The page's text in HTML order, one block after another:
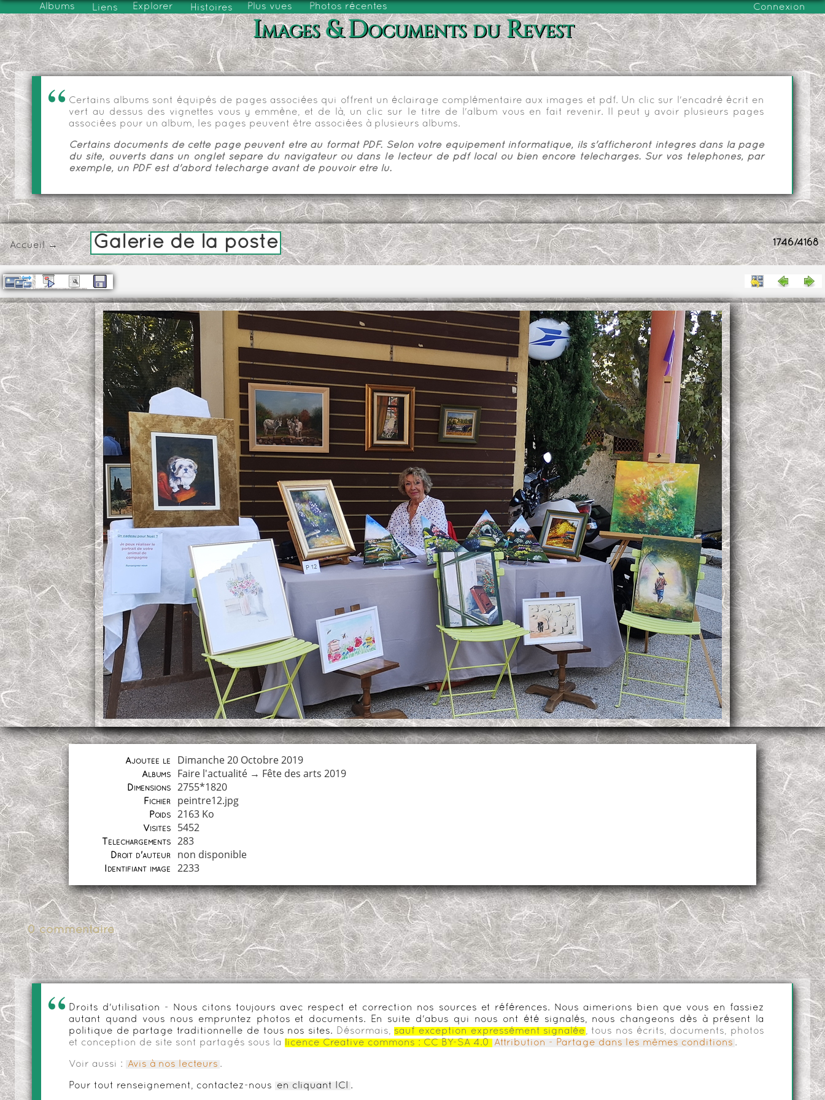
Albums Liens Explorer Histoires Plus vues Photos récentes Connexion
Images & Documents du Revest
Certains albums sont équipés de pages associées qui offrent un éclairage complémentaire aux images et pdf. Un clic sur l'encadré écrit en
vert au dessus des vignettes vous y emmène, et de là, un clic sur le titre de l'album vous en fait revenir. Il peut y avoir plusieurs pages
associées pour un album, les pages peuvent être associées à plusieurs albums.
Certains documents de cette page peuvent être au format PDF. Selon votre équipement informatique, ils s'afficheront intégrés dans la page
du site, ouverts dans un onglet séparé du navigateur ou dans le lecteur de pdf local ou bien encore téléchargés. Sur vos téléphones, par
exemple, un PDF est d'abord téléchargé avant de pouvoir être lu.
1746/4168
Accueil→ Galerie de la poste
Ajoutée le Dimanche 20 Octobre 2019
Albums Faire l'actualité → Fête des arts 2019
Dimensions 2755*1820
Fichier peintre12.jpg
Poids 2163 Ko
Visites 5452
Téléchargements 283
Droit d'auteur non disponible
Identifiant image 2233
0 commentaire
Droits d'utilisation - Nous citons toujours avec respect et correction nos sources et références. Nous aimerions bien que vous en fassiez
autant quand vous nous empruntez photos et documents. En suite d'abus qui nous ont été signalés, nous changeons dès à présent la
politique de partage traditionnelle de tous nos sites.
Désormais, sauf exception expressément signalée , tous nos écrits, documents, photos
et conception de site sont partagés sous la
licence Creative commons : CC BY-SA 4.0 Attribution - Partage dans les mêmes conditions .
Voir aussi : Avis à nos lecteurs .
Pour tout renseignement, contactez-nous en cliquant ICI .